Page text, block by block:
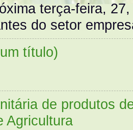
terça-feira,
do setor
título)
de produtos
Agricultura